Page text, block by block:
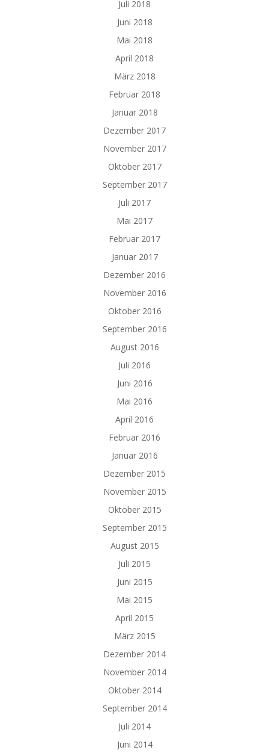
Juli 2018
Juni 2018
Mai 2018
April 2018
März 2018
Februar 2018
Januar 2018
Dezember 2017
November 2017
Oktober 2017
September 2017
Juli 2017
Mai 2017
Februar 2017
Januar 2017
Dezember 2016
November 2016
Oktober 2016
September 2016
August 2016
Juli 2016
Juni 2016
Mai 2016
April 2016
Februar 2016
Januar 2016
Dezember 2015
November 2015
Oktober 2015
September 2015
August 2015
Juli 2015
Juni 2015
Mai 2015
April 2015
März 2015
Dezember 2014
November 2014
Oktober 2014
September 2014
Juli 2014
Juni 2014